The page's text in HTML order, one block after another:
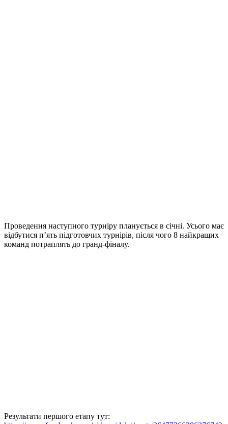
Проведення наступного турніру планується в січні. Усього має
відбутися п’ять підготовчих турнірів, після чого 8 найкращих
команд потраплять до гранд-фіналу.
Результати першого етапу тут: